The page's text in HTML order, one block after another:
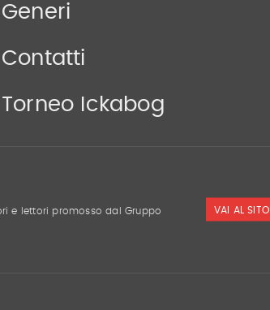
Generi
Contatti
Torneo Ickabog
e lettori promosso dal Gruppo
VAI AL SITO